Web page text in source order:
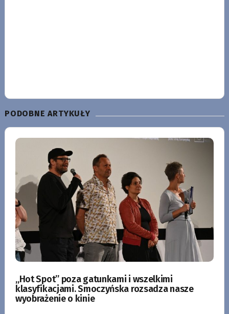
PODOBNE ARTYKUŁY
„Hot Spot” poza gatunkami i wszelkimi
klasyfikacjami. Smoczyńska rozsadza nasze
wyobrażenie o kinie